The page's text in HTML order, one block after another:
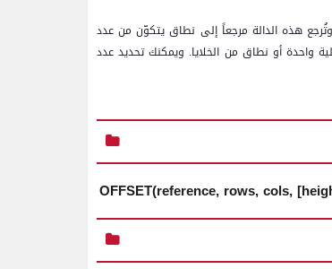
هذه الدالة مرجعاً إلى نطاق يتكوّن من عدد
واحدة أو نطاق من الخلايا. ويمكنك تحديد عدد
OFFSET(reference, rows, cols,